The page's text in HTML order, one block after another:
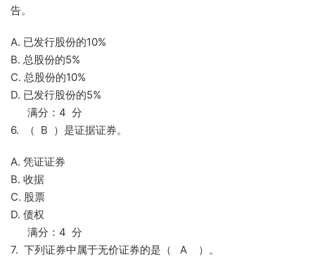
告。
A. 已发行股份的10%
B. 总股份的5%
C. 总股份的10%
D. 已发行股份的5%
满分：4 分
6. （ B ）是证据证券。
A. 凭证证券
B. 收据
C. 股票
D. 债权
满分：4 分
7. 下列证券中属于无价证券的是（ A ）。